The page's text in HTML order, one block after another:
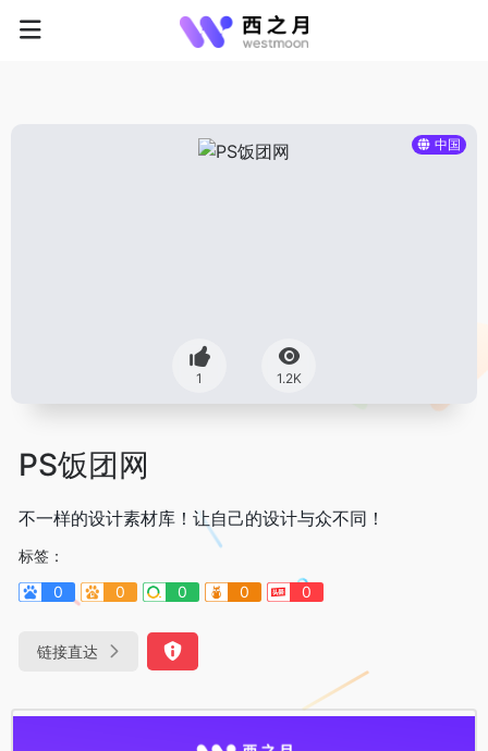
中国
1 1.2K
PS饭团网
不一样的设计素材库！让自己的设计与众不同！
标签：
0
0 0 0 0
链接直达